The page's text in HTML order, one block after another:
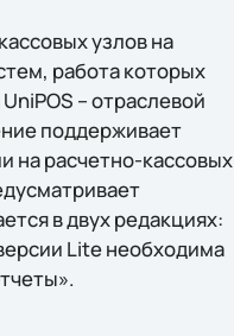
узлов на
работа которых
– отраслевой
поддерживает
на расчетно-кассовых
в двух редакциях:
Lite необходима